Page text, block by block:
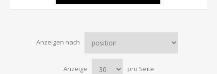
Anzeigen nach
Anzeige pro Seite